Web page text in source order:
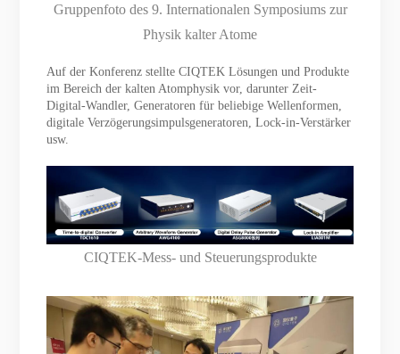
Gruppenfoto des 9. Internationalen Symposiums zur
Physik kalter Atome
Auf der Konferenz stellte CIQTEK Lösungen und Produkte
im Bereich der kalten Atomphysik vor, darunter Zeit-
Digital-Wandler, Generatoren für beliebige Wellenformen,
digitale Verzögerungsimpulsgeneratoren, Lock-in-Verstärker
usw.
CIQTEK-Mess- und Steuerungsprodukte